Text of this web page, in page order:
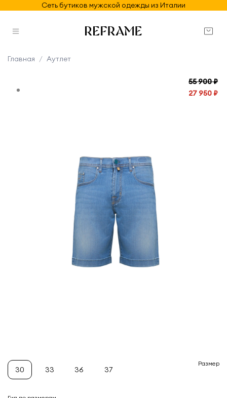
Сеть бутиков мужской одежды из Италии
Главная Аутлет
55 900 ₽
27 950 ₽
Размер
30 33 36 37